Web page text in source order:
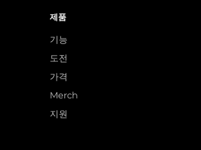
제품
기능
도전
가격
Merch
지원